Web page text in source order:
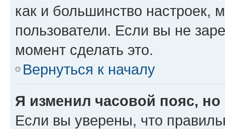
как и большинство настроек,
пользователи. Если вы не
момент сделать это.
Вернуться к началу
Я изменил часовой пояс,
Если вы уверены, что